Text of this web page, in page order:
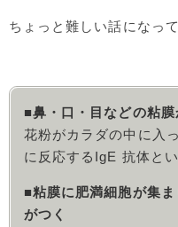
ちょっと難しい話になっ
■鼻・口・目などの粘
花粉がカラダの中に入
に反応するIgE 抗体と
■粘膜に肥満細胞が集
がつく